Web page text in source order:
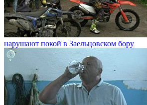
нарушают покой в Заельцовском бору